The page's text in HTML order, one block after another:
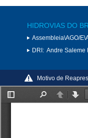
HIDROVIAS DO
Assembleia\AGO/
DRI: Andre Saleme
Motivo de